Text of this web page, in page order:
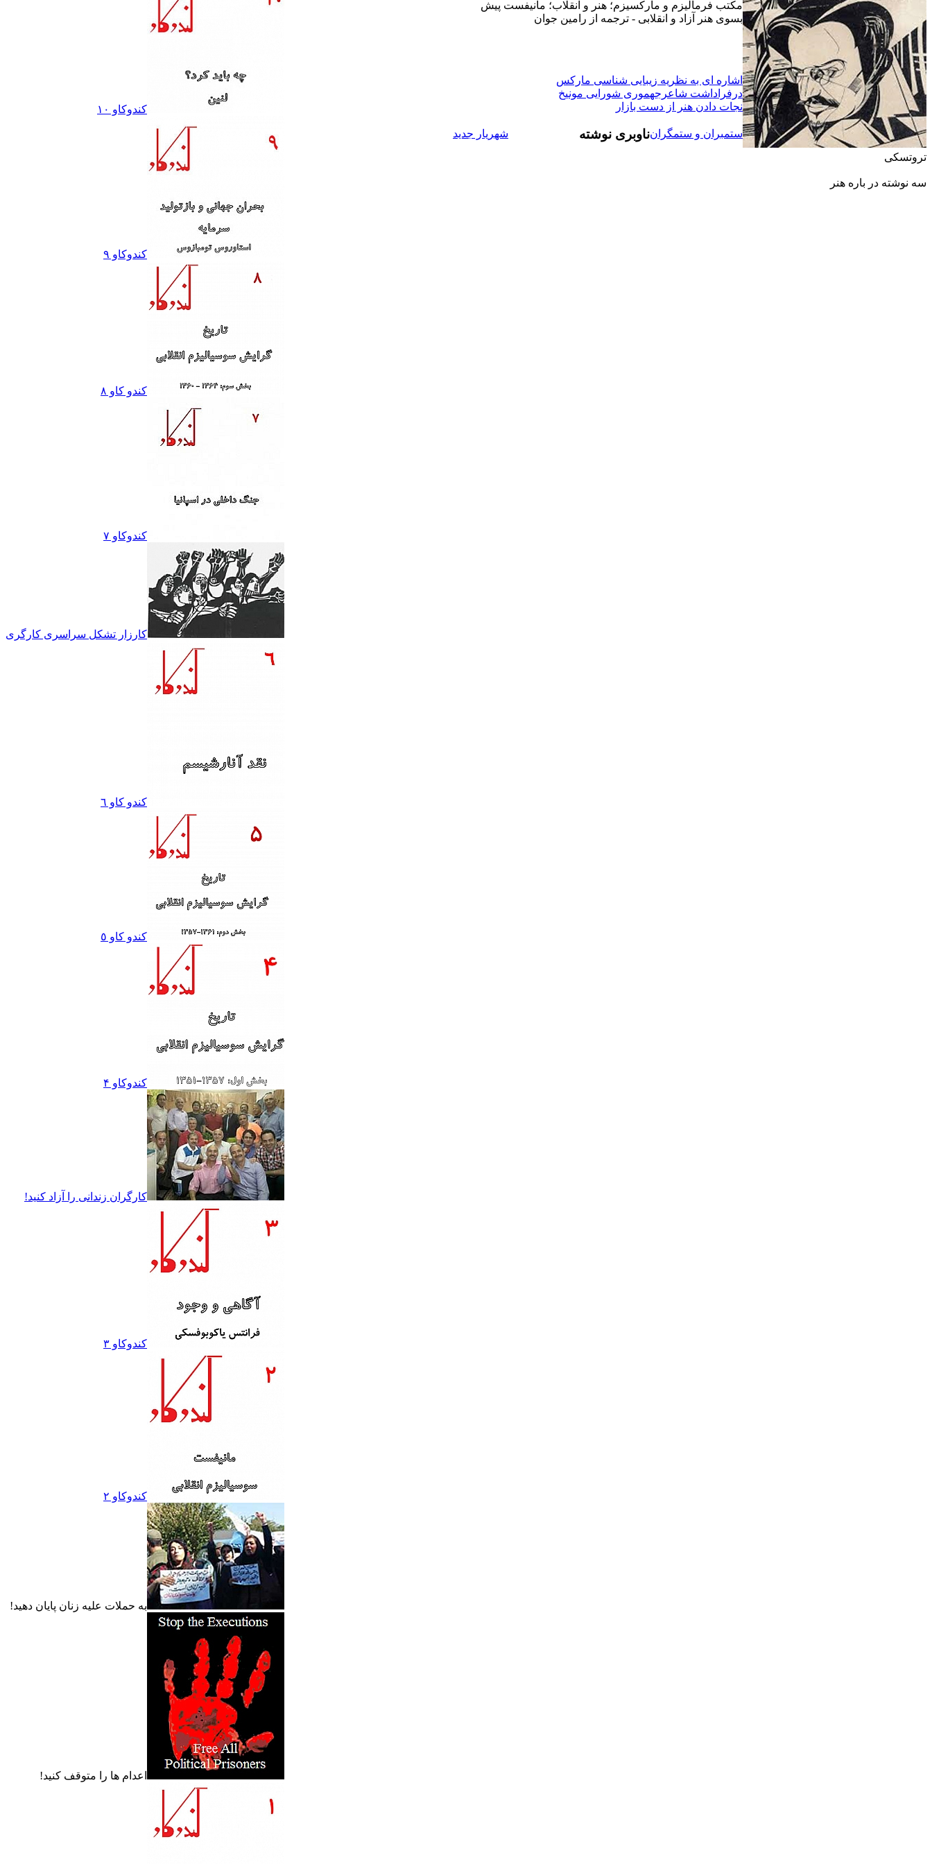
تروتسکی
سه نوشته در باره هنر
مکتب فرماليزم و مارکسيزم؛ هنر و انقلاب؛ مانيفست پيش
بسوى هنر آزاد و انقلابى - ترجمه از رامين جوان
اشاره ای به نظريه زيبايی شناسی ماركس
درفراداشت شاعرجهموری شورایی مونیخ
نجات دادن هنر از دست بازار
ستمبران و ستمگران شهريار جديد ناوبری نوشته
کندوکاو ١٠
کندوکاو ٩
کندو کاو ٨
کندوکاو ۷
کارزار تشکل سراسرى کارگرى
کندو کاو ٦
کندو کاو ٥
کندوکاو ۴
کارگران زندانى را آزاد کنيد!
کندوکاو ۳
کندوکاو ۲
به حملات عليه زنان پايان دهيد!
اعدام ها را متوقف کنيد!